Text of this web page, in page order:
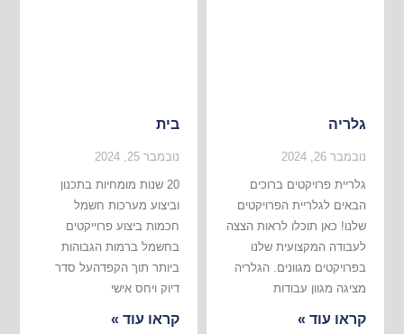
גלריה
נובמבר 26, 2024
גלריית פרויקטים ברוכים
הבאים לגלריית הפרויקטים
שלנו! כאן תוכלו לראות הצצה
לעבודה המקצועית שלנו
בפרויקטים מגוונים. הגלריה
מציגה מגוון עבודות
קראו עוד »
בית
נובמבר 25, 2024
20 שנות מומחיות בתכנון
וביצוע מערכות חשמל
חכמות ביצוע פרוייקטים
בחשמל ברמות הגבוהות
ביותר תוך הקפדהעל סדר
דיוק ויחס אישי
קראו עוד »